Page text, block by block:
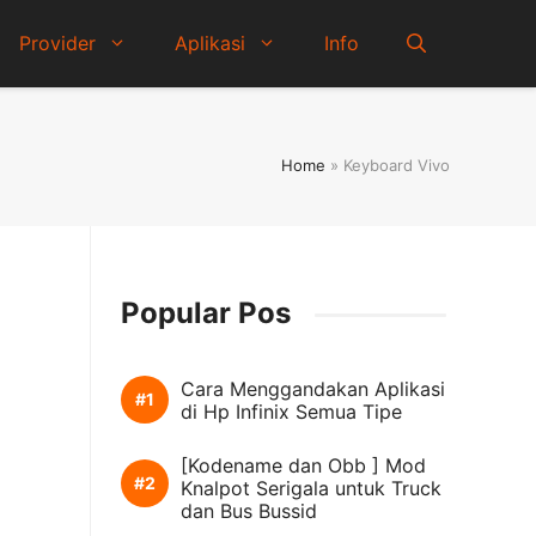
Provider Aplikasi Info
Home » Keyboard Vivo
Popular Pos
Cara Menggandakan Aplikasi
di Hp Infinix Semua Tipe
[Kodename dan Obb ] Mod
Knalpot Serigala untuk Truck
dan Bus Bussid